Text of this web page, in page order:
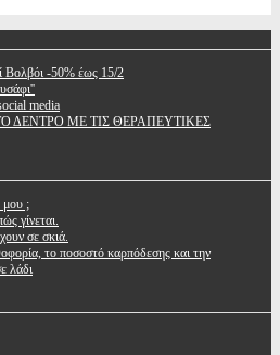
Βολβόι -50% έως 15/2
media
ΔΕΝΤΡΟ ΜΕ ΤΙΣ ΘΕΡΑΠΕΥΤΙΚΕΣ
μου ;
γίνεται.
σε σκιά.
το ποσοστό καρπόδεσης και την
λάδι